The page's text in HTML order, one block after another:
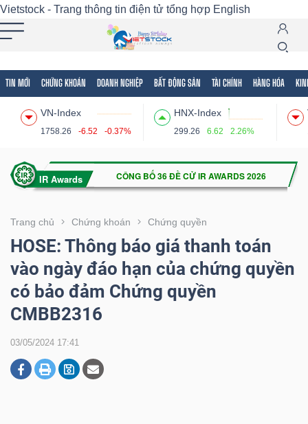
Vietstock - Trang thông tin điện tử tổng hợp English
TIN MỚI CHỨNG KHOÁN DOANH NGHIỆP BẤT ĐỘNG SẢN TÀI CHÍNH HÀNG HÓA
VN-Index
1758.26 -6.52 -0.37%
HNX-Index
299.26 6.62 2.26%
Trang chủ Chứng khoán Chứng quyền
HOSE: Thông báo giá thanh toán
vào ngày đáo hạn của chứng quyền
có bảo đảm Chứng quyền
CMBB2316
03/05/2024 17:41
Tất cả Tính năng Ngành Mã chứng khoán
Tính
(-)
VIETSTOCK
CHỨNG
KHOÁN
NGHIỆP